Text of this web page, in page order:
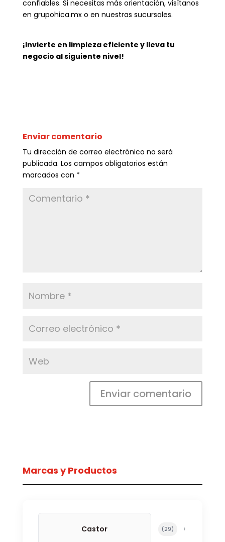
confiables. Si necesitas más orientación, visítanos
en grupohica.mx o en nuestras sucursales.
¡Invierte en limpieza eficiente y lleva tu
negocio al siguiente nivel!
Enviar comentario
Tu dirección de correo electrónico no será
publicada. Los campos obligatorios están
marcados con *
Marcas y Productos
Castor 2929 productos